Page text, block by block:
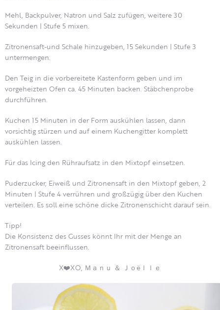
Mehl, Backpulver, Natron und Salz zufügen, weitere 30
Sekunden | Stufe 5 mixen.
Zitronensaft-und Schale hinzugeben, 15 Sekunden | Stufe 3
untermengen.
Den Teig in die vorbereitete Kastenform geben und im
vorgeheizten Ofen ca. 45 Minuten backen. Stäbchenprobe
durchführen.
Kuchen 15 Minuten in der Form auskühlen lassen, dann
vorsichtig stürzen und auf einem Kuchengitter komplett
auskühlen lassen.
Für das Icing den Rühraufsatz in den Mixtopf einsetzen.
Puderzucker, Eiweiß und Zitronensaft in den Mixtopf geben, 2
Minuten | Stufe 4 verrühren und großzügig über den Kuchen
verteilen. Es soll eine schöne dicke Zitronenschicht darauf sein.
Tipp!
Die Konsistenz des Gusses könnt Ihr mit der Menge an
Zitronensaft beeinflussen.
X❤️XO, Ｍａｎｕ ＆ Ｊｏëｌｌｅ